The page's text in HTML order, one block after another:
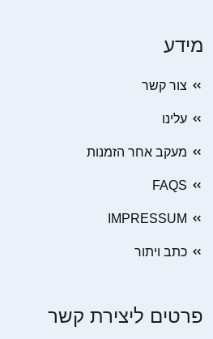
מידע
צור קשר
עלינו
מעקב אחר הזמנות
FAQS
IMPRESSUM
כתב ויתור
פרטים ליצירת קשר